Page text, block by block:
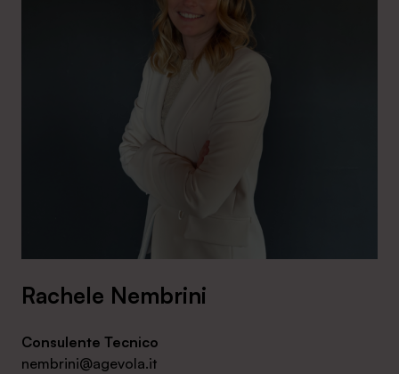
Rachele Nembrini
Consulente Tecnico
nembrini@agevola.it